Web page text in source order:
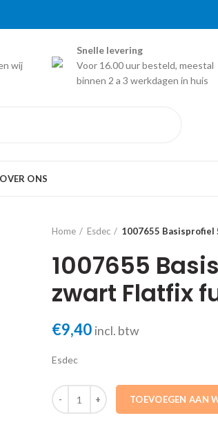
wij
Snelle levering
Voor 16.00 uur besteld, meestal
binnen 2 a 3 werkdagen in huis
OVER ONS
Home
Esdec 1007655 Basisprofiel
1007655
zwart Flatfix
€9,40 incl. btw
Esdec
1007655 Basisprofiel 550mm zwart
TOEVOEGEN AAN